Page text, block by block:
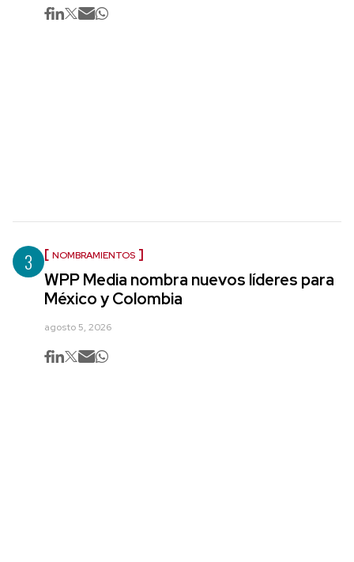
3 NOMBRAMIENTOS
WPP Media nombra nuevos líderes para
México y Colombia
agosto 5, 2026